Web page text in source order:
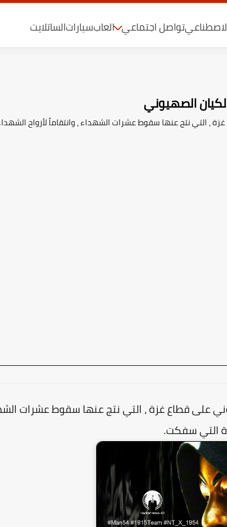
تواصل اجتماعي العابسياراتالساتلايت
، التي نتج عنها سقوط عشرات الشهداء ، وانتقاماً لأرواح الشهداء
على قطاع غزة ، التي نتج عنها سقوط عشرات
التي سفكت.